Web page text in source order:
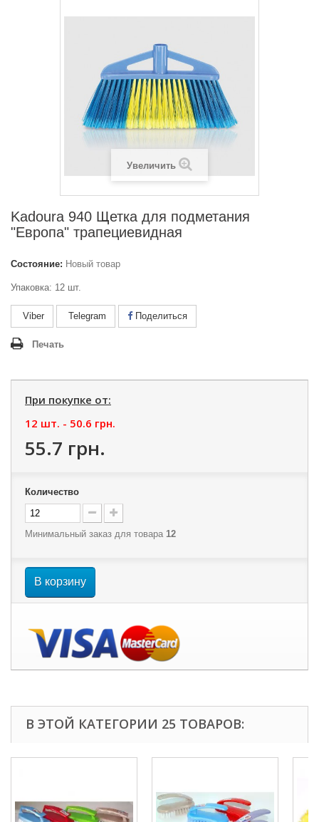
Увеличить
Kadoura 940 Щетка для подметания
"Европа" трапециевидная
Состояние: Новый товар
Упаковка: 12 шт.
Viber Telegram Поделиться
Печать
При покупке от:
12 шт. - 50.6 грн.
55.7 грн.
Количество
Минимальный заказ для товара 12
В корзину
В ЭТОЙ КАТЕГОРИИ 25 ТОВАРОВ: